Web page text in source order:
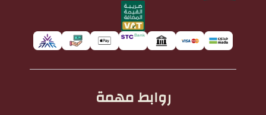
روابط مهمة